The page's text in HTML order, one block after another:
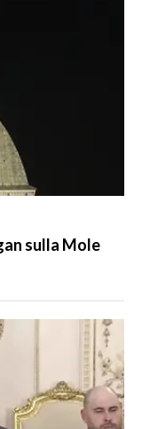
sulla Mole